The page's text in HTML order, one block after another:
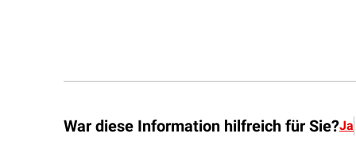
War diese Information hilfreich für Sie?Ja